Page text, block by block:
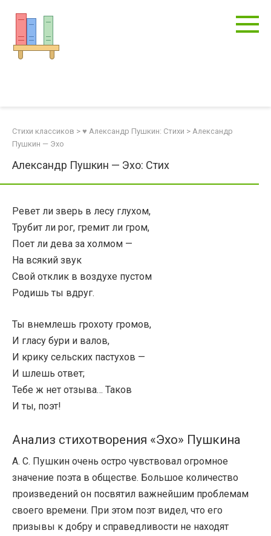
контенту
Стихи классиков > ♥ Александр Пушкин: Стихи > Александр
Пушкин — Эхо
Александр Пушкин — Эхо: Стих
Ревет ли зверь в лесу глухом,
Трубит ли рог, гремит ли гром,
Поет ли дева за холмом —
На всякий звук
Свой отклик в воздухе пустом
Родишь ты вдруг.
Ты внемлешь грохоту громов,
И гласу бури и валов,
И крику сельских пастухов —
И шлешь ответ;
Тебе ж нет отзыва… Таков
И ты, поэт!
Анализ стихотворения «Эхо» Пушкина
А. С. Пушкин очень остро чувствовал огромное
значение поэта в обществе. Большое количество
произведений он посвятил важнейшим проблемам
своего времени. При этом поэт видел, что его
призывы к добру и справедливости не находят